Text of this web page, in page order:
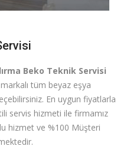
Beko Teknik Servisi
tüm beyaz eşya
En uygun fiyatlarla
servis hizmeti ile firmamız
hizmet ve %100 Müşteri